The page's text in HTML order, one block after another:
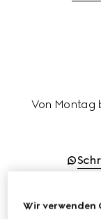
Von Montag
Wir verwenden